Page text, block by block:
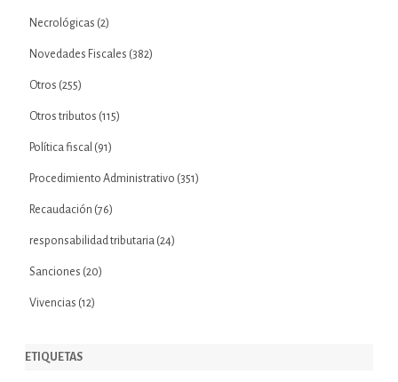
Necrológicas (2)
Novedades Fiscales (382)
Otros (255)
Otros tributos (115)
Política fiscal (91)
Procedimiento Administrativo (351)
Recaudación (76)
responsabilidad tributaria (24)
Sanciones (20)
Vivencias (12)
ETIQUETAS